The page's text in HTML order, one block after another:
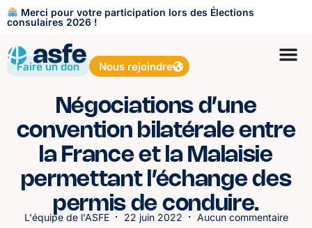
Merci pour votre participation lors des Élections
consulaires 2026 !
Faire un don Nous rejoindre
Négociations d’une
convention bilatérale entre
la France et la Malaisie
permettant l’échange des
permis de conduire.
L'équipe de l'ASFE 22 juin 2022 Aucun commentaire